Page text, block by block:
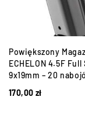
Powiększony
ECHELON 4.5F Full
9x19mm – 20
170,00 zł